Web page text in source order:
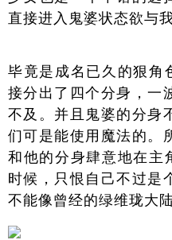
直接进入鬼婆状态欲与
毕竟是成名已久的狠角
接分出了四个分身，一
不及。并且鬼婆的分身
们可是能使用魔法的。
和他的分身肆意地在主
时候，只恨自己不过是
不能像曾经的绿维珑大